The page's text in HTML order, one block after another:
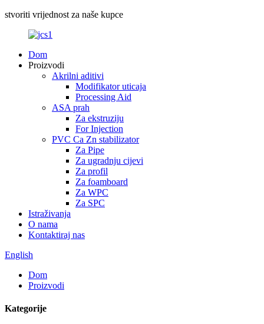
stvoriti vrijednost za naše kupce
Dom
Proizvodi
Akrilni aditivi
Modifikator uticaja
Processing Aid
ASA prah
Za ekstruziju
For Injection
PVC Ca Zn stabilizator
Za Pipe
Za ugradnju cijevi
Za profil
Za foamboard
Za WPC
Za SPC
Istraživanja
O nama
Kontaktiraj nas
English
Dom
Proizvodi
Kategorije